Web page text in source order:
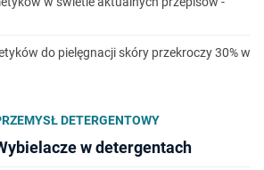
do pielęgnacji skóry przekroczy 30% w
DETERGENTOWY
w detergentach